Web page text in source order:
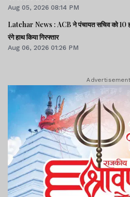
Aug 05, 2026 08:14 PM
Latehar News : ACB ने पंचायत सचिव को 10 हजार रिश्वत लेते
रंगे हाथ किया गिरफ्तार
Aug 06, 2026 01:26 PM
Advertisement